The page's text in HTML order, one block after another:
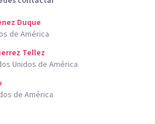
Duque
de América
Tellez
Unidos de América
de América